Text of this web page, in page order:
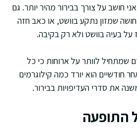
חושב על צורך בבירור מהיר יותר. גם
שמזון נתקע בוושט, או כאב חזה
על בעיה בוושט ולא רק בקיבה.
שמתחיל לוותר על ארוחות כי כל
חודשיים הוא יורד כמה קילוגרמים
את סדרי העדיפויות בבירור.
התופעה